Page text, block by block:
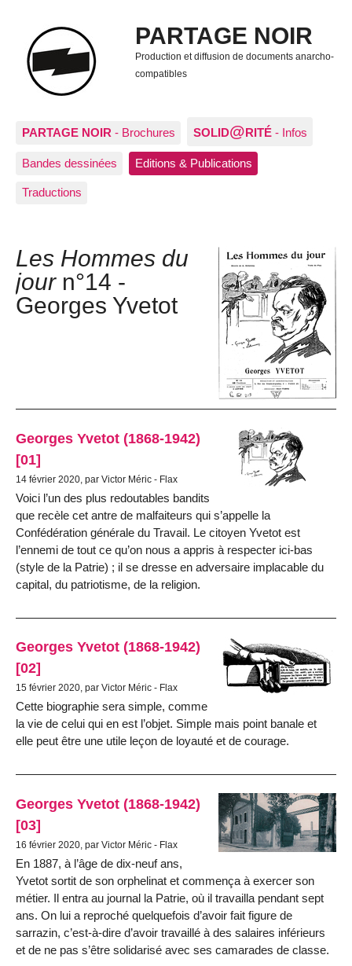
PARTAGE NOIR
Production et diffusion de documents anarcho-
compatibles
PARTAGE NOIR - Brochures SOLID@RITÉ - Infos
Bandes dessinées Editions & Publications
Traductions
Les Hommes du
journ°14 -
Georges Yvetot
Georges Yvetot (1868-1942)
[01]
14 février 2020, par Victor Méric - Flax
Voici l’un des plus redoutables bandits
que recèle cet antre de malfaiteurs qui s’appelle la
Confédération générale du Travail. Le citoyen Yvetot est
l’ennemi de tout ce qu’on nous a appris à respecter ici-bas
(style de la Patrie) ; il se dresse en adversaire implacable du
capital, du patriotisme, de la religion.
Georges Yvetot (1868-1942)
[02]
15 février 2020, par Victor Méric - Flax
Cette biographie sera simple, comme
la vie de celui qui en est l’objet. Simple mais point banale et
elle peut être une utile leçon de loyauté et de courage.
Georges Yvetot (1868-1942)
[03]
16 février 2020, par Victor Méric - Flax
En 1887, à l’âge de dix-neuf ans,
Yvetot sortit de son orphelinat et commença à exercer son
métier. Il entra au journal la Patrie, où il travailla pendant sept
ans. On lui a reproché quelquefois d’avoir fait figure de
sarrazin, c’est-à-dire d’avoir travaillé à des salaires inférieurs
et de ne pas s’être solidarisé avec ses camarades de classe.